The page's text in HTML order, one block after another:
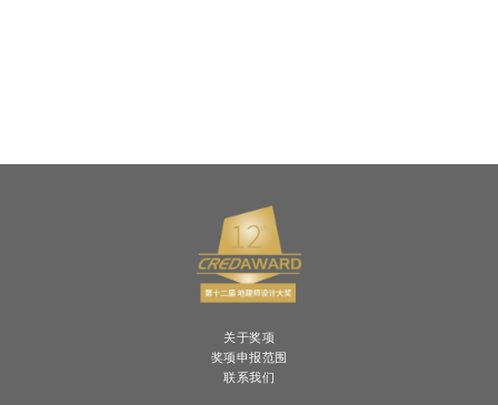
关于奖项
奖项申报范围
联系我们